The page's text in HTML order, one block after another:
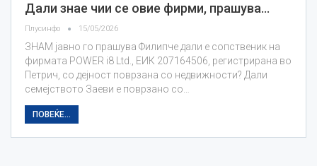
Дали знае чии се овие фирми, прашува…
Плусинфо 15/05/2026
ЗНАМ јавно го прашува Филипче дали е сопственик на
фирмата POWER i8 Ltd., ЕИК 207164506, регистрирана во
Петрич, со дејност поврзана со недвижности? Дали
семејството Заеви е поврзано со…
ПОВЕЌЕ...